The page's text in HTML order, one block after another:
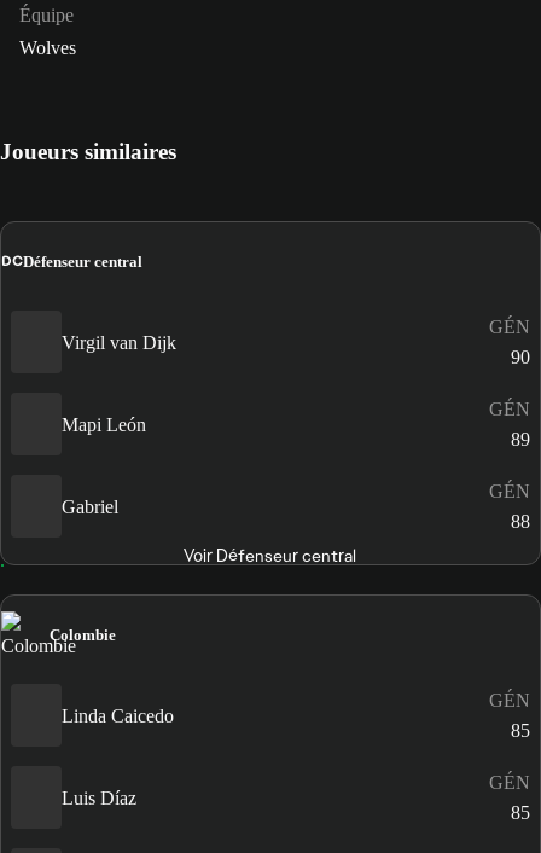
Équipe
Wolves
Joueurs similaires
DCDéfenseur central
Virgil van Dijk
GÉN
90
Mapi León
GÉN
89
Gabriel
GÉN
88
Voir Défenseur central
Colombie
Linda Caicedo
GÉN
85
Luis Díaz
GÉN
85